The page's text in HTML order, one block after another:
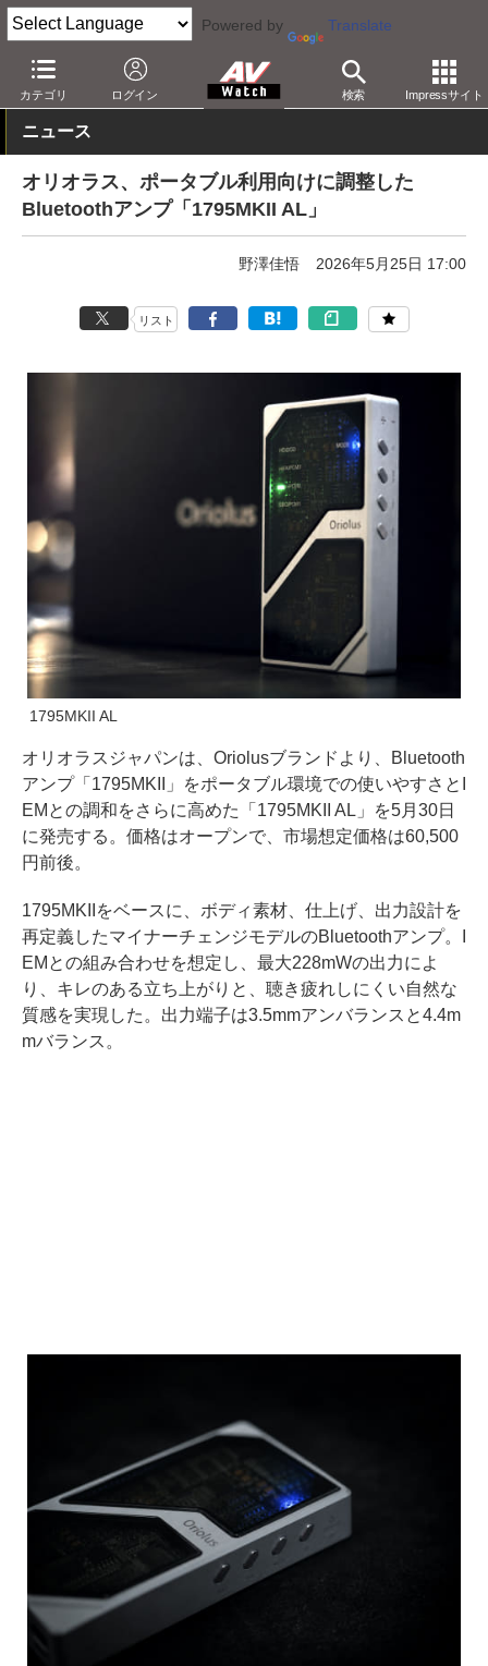
Powered by Translate
カテゴリ ログイン 検索 Impressサイト
AV Watch 製品 USB DAC その他
ニュース
オリオラス、ポータブル利用向けに調整した
Bluetoothアンプ「1795MKII AL」
野澤佳悟 2026年5月25日 17:00
リスト
1795MKII AL
オリオラスジャパンは、Oriolusブランドより、Bluetooth
アンプ「1795MKII」をポータブル環境での使いやすさとI
EMとの調和をさらに高めた「1795MKII AL」を5月30日
に発売する。価格はオープンで、市場想定価格は60,500
円前後。
1795MKIIをベースに、ボディ素材、仕上げ、出力設計を
再定義したマイナーチェンジモデルのBluetoothアンプ。I
EMとの組み合わせを想定し、最大228mWの出力によ
り、キレのある立ち上がりと、聴き疲れしにくい自然な
質感を実現した。出力端子は3.5mmアンバランスと4.4m
mバランス。